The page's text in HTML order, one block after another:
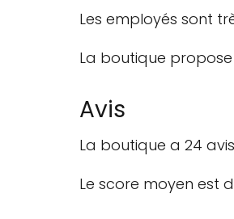
Les employés sont
La boutique
Avis
La boutique a 24
Le score moyen est